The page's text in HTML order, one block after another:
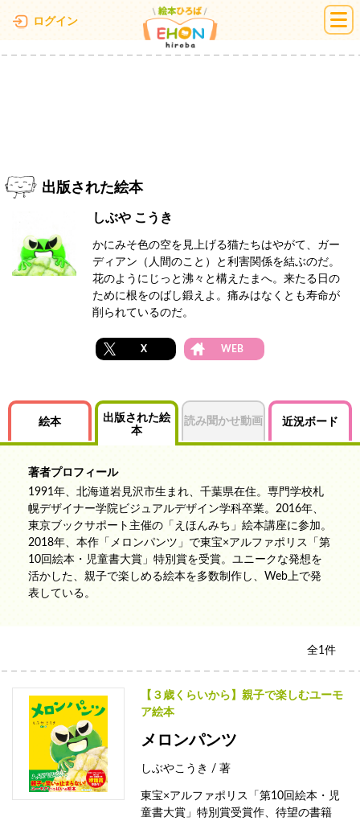
ログイン 絵本ひろば
出版された絵本
しぶや こうき
かにみそ色の空を見上げる猫たちはやがて、ガー
ディアン（人間のこと）と利害関係を結ぶのだ。
花のようにじっと沸々と構えたまへ。来たる日の
ために根をのばし鍛えよ。痛みはなくとも寿命が
削られているのだ。
X WEB
絵本
出版された絵
本
読み聞かせ動画 近況ボード
著者プロフィール
1991年、北海道岩見沢市生まれ、千葉県在住。専門学校札
幌デザイナー学院ビジュアルデザイン学科卒業。2016年、
東京ブックサポート主催の「えほんみち」絵本講座に参加。
2018年、本作「メロンパンツ」で東宝×アルファポリス「第
10回絵本・児童書大賞」特別賞を受賞。ユニークな発想を
活かした、親子で楽しめる絵本を多数制作し、Web上で発
表している。
全1件
【３歳くらいから】親子で楽しむユーモ
ア絵本
メロンパンツ
しぶやこうき / 著
東宝×アルファポリス「第10回絵本・児
童書大賞」特別賞受賞作、待望の書籍